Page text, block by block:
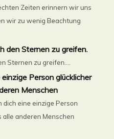
Zeiten erinnern wir uns
wir zu wenig Beachtung
den Sternen zu greifen.
Sternen zu greifen....
Person glücklicher
Menschen
dich eine einzige Person
alle anderen Menschen